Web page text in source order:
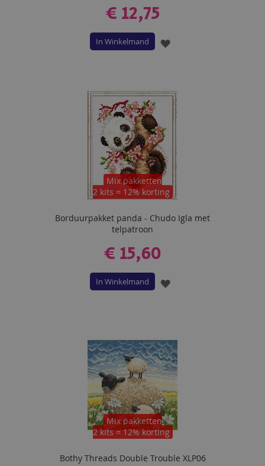
€ 12,75
In Winkelmand
VOEG
VERLANGLIJST
Mix pakketten
2 kits = 12% korting
Borduurpakket panda - Chudo Igla met
telpatroon
€ 15,60
In Winkelmand
VOEG
VERLANGLIJST
Mix pakketten
2 kits = 12% korting
Bothy Threads Double Trouble XLP06